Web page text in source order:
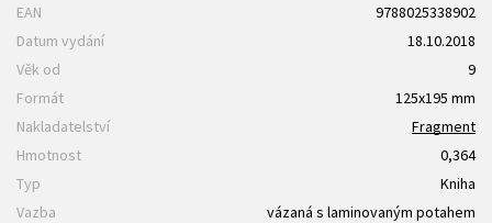
EAN
9788025338902
Datum vydání
18.10.2018
Věk od
9
Formát
125x195 mm
Nakladatelství
Fragment
Hmotnost
0,364
Typ
Kniha
Vazba
vázaná s laminovaným potahem